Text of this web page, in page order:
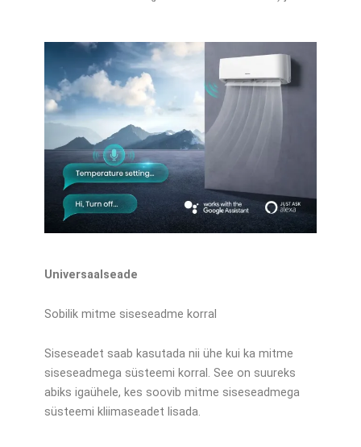
Universaalseade
Sobilik mitme siseseadme korral
Siseseadet saab kasutada nii ühe kui ka mitme
siseseadmega süsteemi korral. See on suureks
abiks igaühele, kes soovib mitme siseseadmega
süsteemi kliimaseadet lisada.